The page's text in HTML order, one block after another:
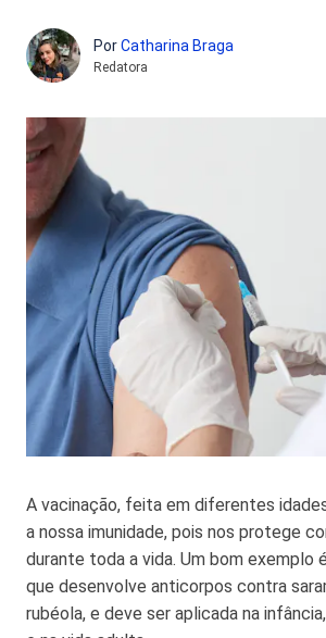
PorCatharina Braga
Redatora
A vacinação, feita em diferentes
a nossa imunidade, pois nos protege
durante toda a vida. Um bom exemplo
que desenvolve anticorpos contra
rubéola, e deve ser aplicada na